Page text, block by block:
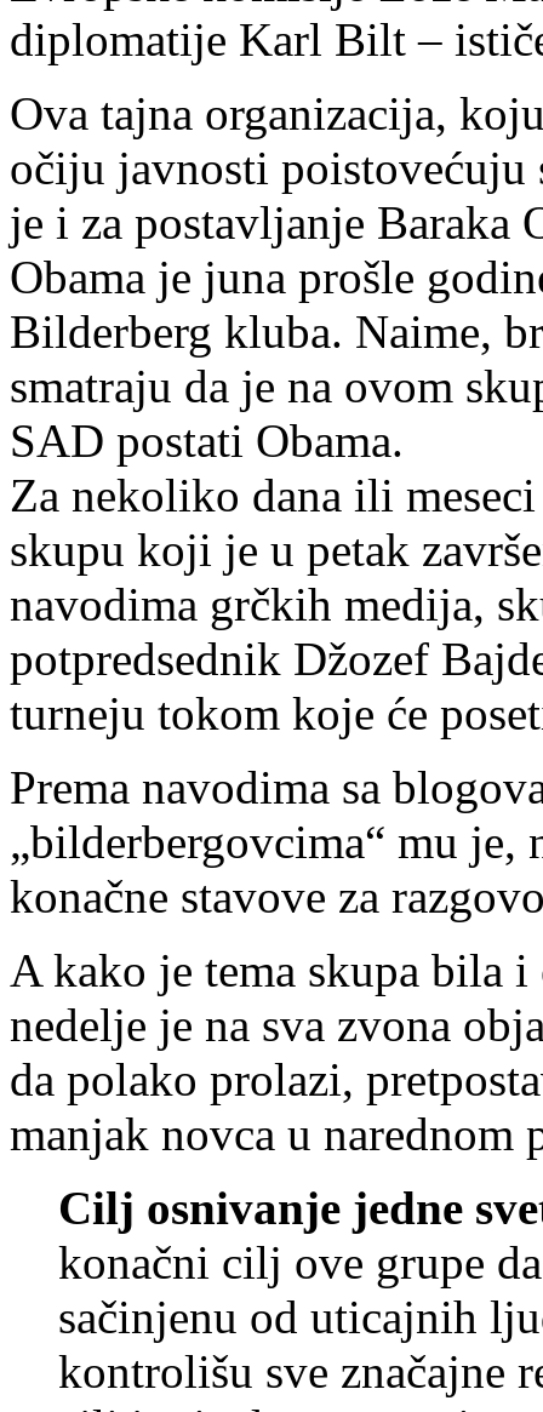
diplomatije Karl Bilt –
Ova tajna organizacija,
očiju javnosti poistovećuju
je i za postavljanje Baraka
Obama je juna prošle
Bilderberg kluba. Naime,
smatraju da je na ovom
SAD postati Obama.
Za nekoliko dana ili
skupu koji je u petak
navodima grčkih medija,
potpredsednik Džozef
turneju tokom koje će
Prema navodima sa
„bilderbergovcima“ mu je,
konačne stavove za
A kako je tema skupa bila
nedelje je na sva zvona
da polako prolazi,
manjak novca u
Cilj osnivanje jedne
konačni cilj ove grupe
sačinjenu od uticajnih
kontrolišu sve značajne